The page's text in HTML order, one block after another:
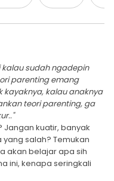
sudah ngadepin
parenting emang
kalau anaknya
teori parenting, ga
Jangan kuatir, banyak
salah? Temukan
akan belajar apa sih
ini, kenapa seringkali